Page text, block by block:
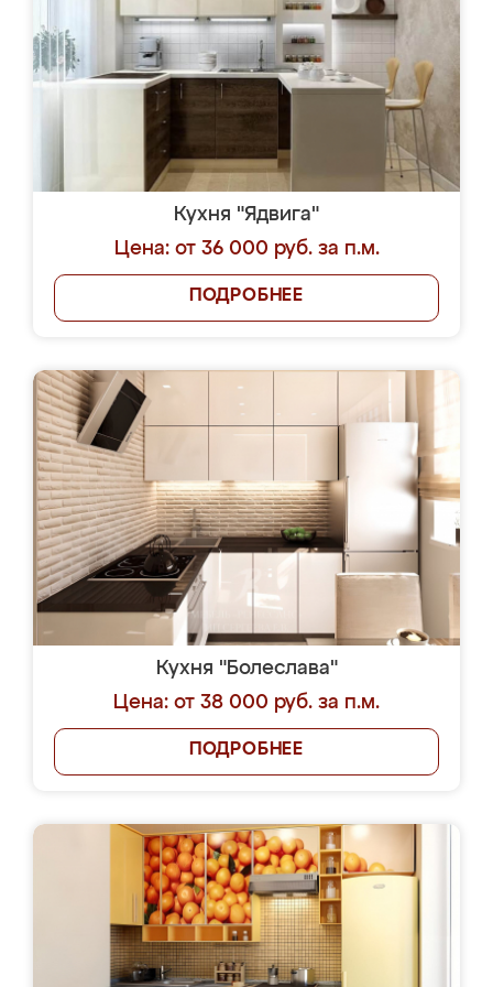
Кухня "Ядвига"
Цена: от 36 000 руб. за п.м.
ПОДРОБНЕЕ
Кухня "Болеслава"
Цена: от 38 000 руб. за п.м.
ПОДРОБНЕЕ